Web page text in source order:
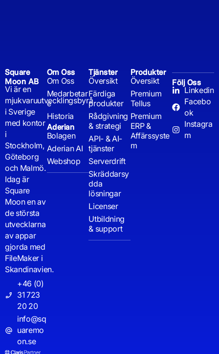
Square
Moon AB
Vi är en
mjukvaruutvecklingsbyrå
i Sverige
med kontor
i
Stockholm,
Göteborg
och Malmö.
Idag är
Square
Moon en av
de största
utvecklarna
av appar
gjorda med
FileMaker i
Skandinavien.
+46 (0)
31 723
20 20
info@sq
uaremo
on.se
Om Oss
Om Oss
Medarbetar
e
Historia
Aderian
Bolagen
Aderian AI
Webshop
Tjänster
Översikt
Färdiga
produkter
Rådgivning
& strategi
API- & AI-
tjänster
Serverdrift
Skräddarsy
dda
lösningar
Licenser
Utbildning
& support
Produkter
Översikt
Premium
Tellus
Premium
ERP &
Affärssyste
m
Följ Oss
Linkedin
Facebo
ok
Instagra
m